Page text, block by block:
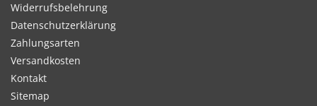
Widerrufsbelehrung
Datenschutzerklärung
Zahlungsarten
Versandkosten
Kontakt
Sitemap